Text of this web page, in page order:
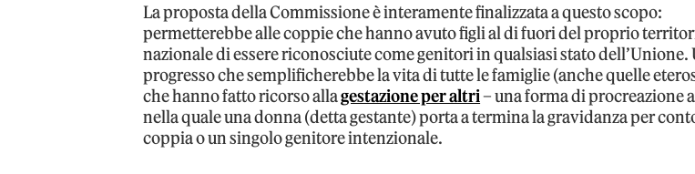
La proposta della Commissione è interamente finalizzata a questo scopo:
permetterebbe alle coppie che hanno avuto figli al di fuori del proprio
nazionale di essere riconosciute come genitori in qualsiasi stato dell’Unione.
progresso che semplificherebbe la vita di tutte le famiglie (anche quelle
che hanno fatto ricorso allagestazione per altri– una forma di procreazione
nella quale una donna (detta gestante) porta a termina la gravidanza per
coppia o un singolo genitore intenzionale.